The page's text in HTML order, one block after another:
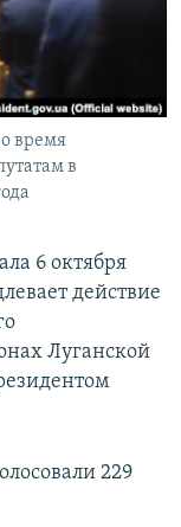
время
в
6 октября
действие
Луганской
229